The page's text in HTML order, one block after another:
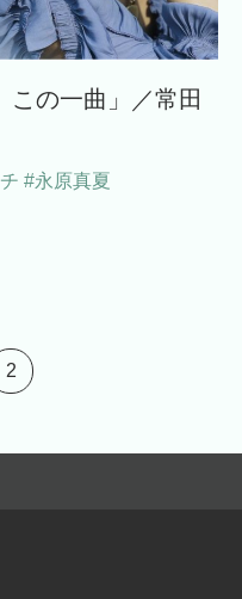
の一曲」／常田
#永原真夏
2